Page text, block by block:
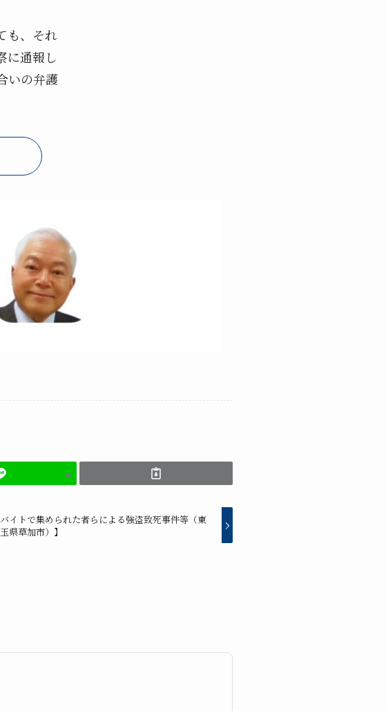
も、それ
に通報し
いの弁護
バイトで集められた者らによる強盗致死事件等（東
県草加市）】